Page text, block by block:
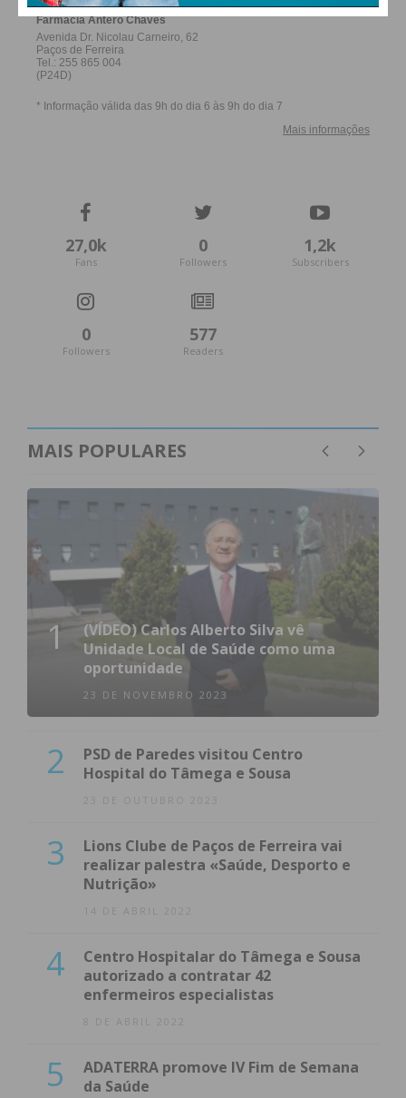
27,0k
Fans
0
Followers
1,2k
Subscribers
0
Followers
577
Readers
MAIS POPULARES
1
(VÍDEO) Carlos Alberto Silva vê
Unidade Local de Saúde como uma
oportunidade
23 DE NOVEMBRO 2023
2
PSD de Paredes visitou Centro
Hospital do Tâmega e Sousa
23 DE OUTUBRO 2023
3
Lions Clube de Paços de Ferreira vai
realizar palestra «Saúde, Desporto e
Nutrição»
14 DE ABRIL 2022
4
Centro Hospitalar do Tâmega e Sousa
autorizado a contratar 42
enfermeiros especialistas
8 DE ABRIL 2022
5
ADATERRA promove IV Fim de Semana
da Saúde